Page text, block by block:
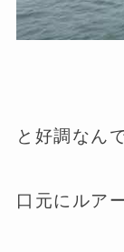
と好調なん
口元にルア